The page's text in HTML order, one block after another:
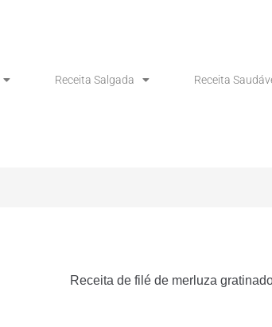
Receita Salgada Receita
Receita de filé de merluza